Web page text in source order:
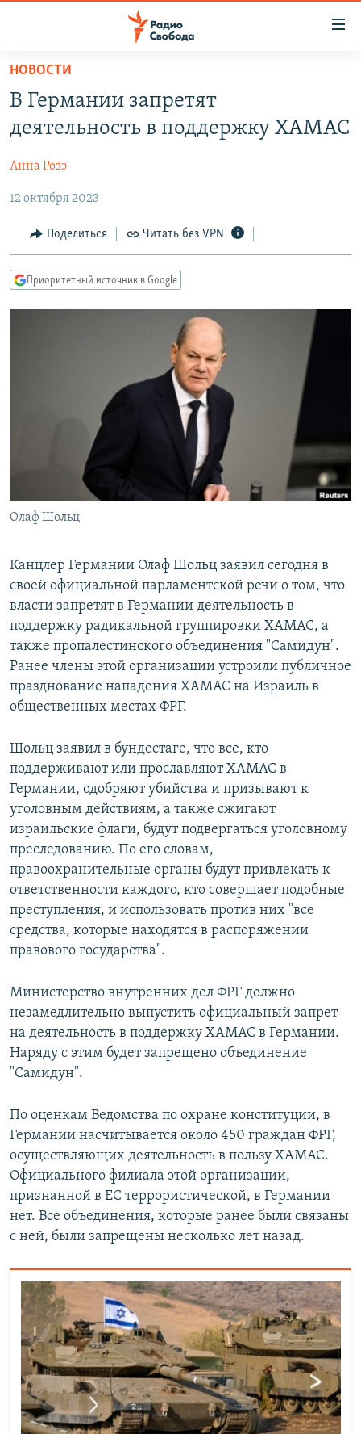
упрощенного
доступа
основному
Вернутся
главной
навигации
Вернутся
ПОДКАСТЫ
ЦИТАТЫ СВОБОДЫ
МНЕНИЯ
КУЛЬТУРА
IDEL.РЕАЛИИ
КАВКАЗ.РЕАЛИИ
РАСПИСАНИЕ ВЕЩАНИЯ
ПОДПИШИТЕСЬ НА РАССЫЛКУ
СОЦИАЛЬНЫЕ СЕТИ
Все сайты РСЕ/РС
НОВОСТИ
В Германии запретят
деятельность в поддержку ХАМАС
Анна Розэ
12 октября 2023
Поделиться Читать без VPN
Приоритетный источник в Google
Олаф Шольц
Канцлер Германии Олаф Шольц заявил сегодня в
своей официальной парламентской речи о том, что
власти запретят в Германии деятельность в
поддержку радикальной группировки ХАМАС, а
также пропалестинского объединения "Самидун".
Ранее члены этой организации устроили публичное
празднование нападения ХАМАС на Израиль в
общественных местах ФРГ.
Шольц заявил в бундестаге, что все, кто
поддерживают или прославляют ХАМАС в
Германии, одобряют убийства и призывают к
уголовным действиям, а также сжигают
израильские флаги, будут подвергаться уголовному
преследованию. По его словам,
правоохранительные органы будут привлекать к
ответственности каждого, кто совершает подобные
преступления, и использовать против них "все
средства, которые находятся в распоряжении
правового государства".
Министерство внутренних дел ФРГ должно
незамедлительно выпустить официальный запрет
на деятельность в поддержку ХАМАС в Германии.
Наряду с этим будет запрещено объединение
"Самидун".
По оценкам Ведомства по охране конституции, в
Германии насчитывается около 450 граждан ФРГ,
осуществляющих деятельность в пользу ХАМАС.
Официального филиала этой организации,
признанной в ЕС террористической, в Германии
нет. Все объединения, которые ранее были связаны
с ней, были запрещены несколько лет назад.